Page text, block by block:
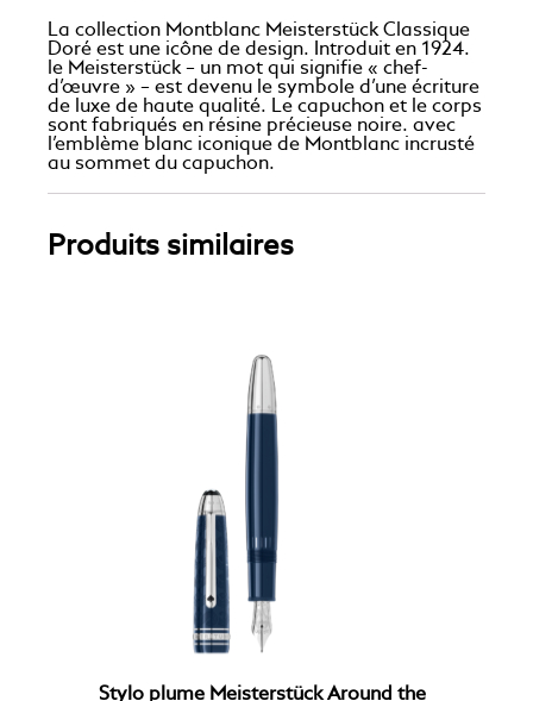
La collection Montblanc Meisterstück Classique
Doré est une icône de design. Introduit en 1924.
le Meisterstück – un mot qui signifie « chef-
d’œuvre » – est devenu le symbole d’une écriture
de luxe de haute qualité. Le capuchon et le corps
sont fabriqués en résine précieuse noire. avec
l’emblème blanc iconique de Montblanc incrusté
au sommet du capuchon.
Produits similaires
Stylo plume Meisterstück Around the